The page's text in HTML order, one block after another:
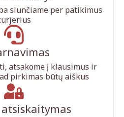
siunčiame per patikimus
atsakome į klausimus ir
pirkimas būtų aiškus